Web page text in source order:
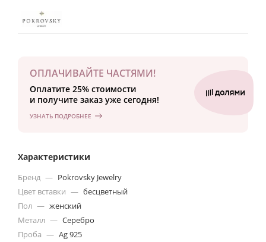
ОПЛАЧИВАЙТЕ ЧАСТЯМИ!
Оплатите 25% стоимости
и получите заказ уже сегодня!
УЗНАТЬ ПОДРОБНЕЕ
Характеристики
Бренд — Pokrovsky Jewelry
Цвет вставки — бесцветный
Пол — женский
Металл — Серебро
Проба — Ag 925